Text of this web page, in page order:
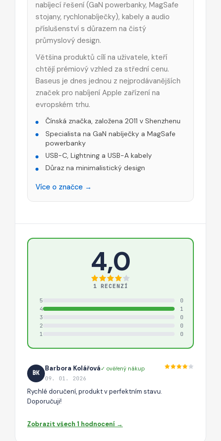
nabíjecí řešení (GaN powerbanky, MagSafe
stojany, rychlonabíječky), kabely a audio
příslušenství s důrazem na čistý
průmyslový design.
Většina produktů cílí na uživatele, kteří
chtějí prémiový vzhled za střední cenu.
Baseus je dnes jednou z nejprodávanějších
značek pro nabíjení Apple zařízení na
evropském trhu.
Čínská značka, založena 2011 v Shenzhenu
Specialista na GaN nabíječky a MagSafe
powerbanky
USB-C, Lightning a USB-A kabely
Důraz na minimalistický design
Více o značce →
4,0
1 RECENZÍ
5
0
4
1
3
0
2
0
1
0
BK
Barbora Kolářová✓ ověřený nákup
09. 01. 2026
Rychlé doručení, produkt v perfektním stavu.
Doporučuji!
Zobrazit všech 1 hodnocení →